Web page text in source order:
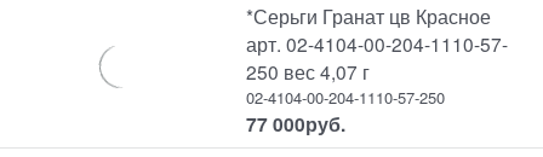
*Серьги Гранат цв Красное
арт. 02-4104-00-204-1110-57-
250 вес 4,07 г
02-4104-00-204-1110-57-250
77 000руб.